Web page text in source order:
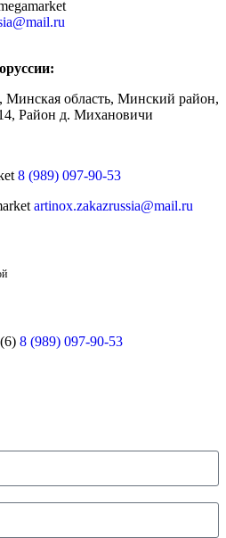
Минская область, Минский район,
Район д. Михановичи
8 (989) 097-90-53
artinox.zakazrussia@mail.ru
8 (989) 097-90-53